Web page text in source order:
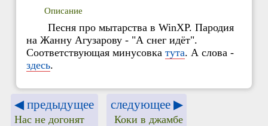
Описание
Песня про мытарства в WinXP. Пародия
на Жанну Агузарову - "А снег идёт".
Соответствующая минусовкатута. А слова -
здесь.
◀ предыдущее
Нас не догонят
следующее ▶
Коки в джамбе